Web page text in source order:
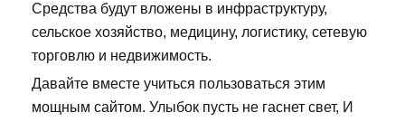
Средства будут вложены в инфраструктуру,
сельское хозяйство, медицину, логистику, сетевую
торговлю и недвижимость.
Давайте вместе учиться пользоваться этим
мощным сайтом. Улыбок пусть не гаснет свет, И